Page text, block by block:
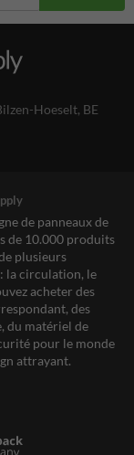
Hoeselt, BE
de panneaux de
de 10.000 produits
plusieurs
la circulation, le
acheter des
des
du matériel de
pour le monde
attrayant.